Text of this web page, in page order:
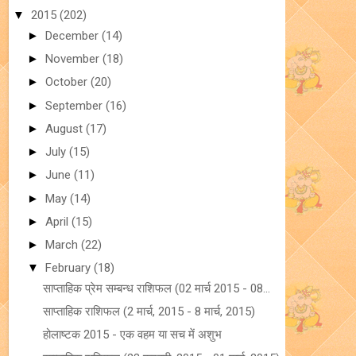
▼ 2015 (202)
► December (14)
► November (18)
► October (20)
► September (16)
► August (17)
► July (15)
► June (11)
► May (14)
► April (15)
► March (22)
▼ February (18)
साप्ताहिक प्रेम सम्बन्ध राशिफल (02 मार्च 2015 - 08...
साप्ताहिक राशिफल (2 मार्च, 2015 - 8 मार्च, 2015)
होलाष्टक 2015 - एक वहम या सच में अशुभ